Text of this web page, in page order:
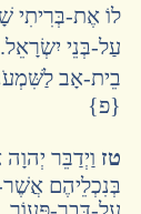
לוֹ אֶת-בְּרִיתִי
עַל-בְּנֵי יִשְׂרָאֵל.
בֵית-אָב
{פ}
טז וַיְדַבֵּר
בְּנִכְלֵיהֶם